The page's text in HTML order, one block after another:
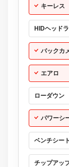
キーレス
HIDヘッド
バックカ
エアロ
ローダウン
パワーシ
ベンチシート
チップアッ